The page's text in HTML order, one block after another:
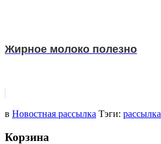
Жирное молоко полезно
в Новостная рассылка Тэги: рассылка
Корзина